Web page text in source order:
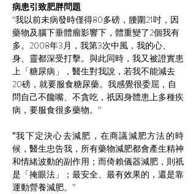
病患引致肥胖問題
“我以前未病發時僅得80多磅，腰圍21吋，因
藥物及腦下垂體瘤影響下，體重變了2個我有
多。2008年3月，我第3次中風，我的心、
身、靈都深受打擊。與此同時，我又被證實患
上「糖尿病」，醫生對我說，若我不能減去
20磅，就要服食糖尿藥。我感覺很委屈，自
問自己不饞嘴、不貪吃，祇因身體患上多種疾
病，要服食很多藥物。”
“我下定決心去減肥，在商議減肥方法的時
候，醫生忠告我，所有藥物減肥都會產生精神
和情緒波動的副作用；而倚賴儀器減肥，則祇
是「掩眼法」；最安全、最有效果的，還是靠
運動營養減肥。”